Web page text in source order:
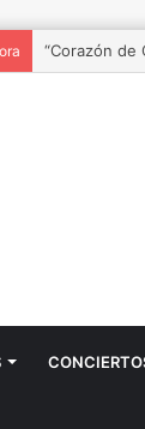
“Corazón de